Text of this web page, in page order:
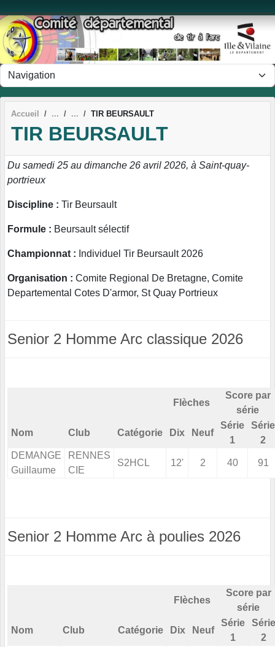
Accueil TIR BEURSAULT
TIR BEURSAULT
Du samedi 25 au dimanche 26 avril 2026, à Saint-quay-
portrieux
Discipline : Tir Beursault
Formule : Beursault sélectif
Championnat : Individuel Tir Beursault 2026
Organisation : Comite Regional De Bretagne, Comite
Departemental Cotes D'armor, St Quay Portrieux
Senior 2 Homme Arc classique 2026
Flèches
Score par
série
Nom Club Catégorie Dix Neuf
Série
1
Série
2
DEMANGE
Guillaume
RENNES
CIE
S2HCL 12' 2 40 91
Senior 2 Homme Arc à poulies 2026
Flèches
Score par
série
Nom Club Catégorie Dix Neuf
Série
1
Série
2